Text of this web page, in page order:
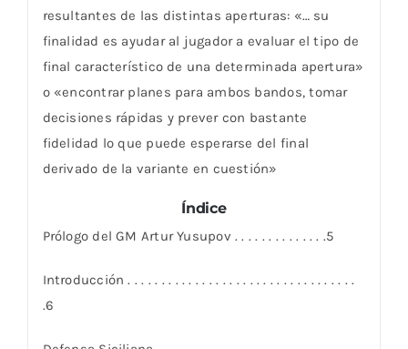
resultantes de las distintas aperturas: «… su
finalidad es ayudar al jugador a evaluar el tipo de
final característico de una determinada apertura»
o «encontrar planes para ambos bandos, tomar
decisiones rápidas y prever con bastante
fidelidad lo que puede esperarse del final
derivado de la variante en cuestión»
Índice
Prólogo del GM Artur Yusupov . . . . . . . . . . . . . .5
Introducción . . . . . . . . . . . . . . . . . . . . . . . . . . . . . . . . . .
.6